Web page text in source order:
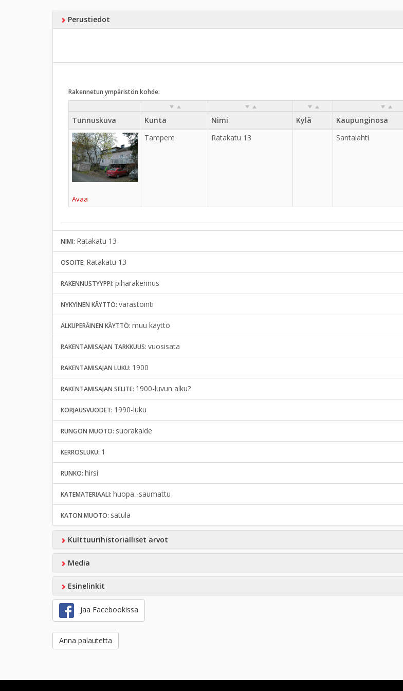
Perustiedot
Rakennetun ympäristön kohde:
Tunnuskuva Kunta Nimi Kylä Kaupunginosa
Avaa
Tampere Ratakatu 13 Santalahti
NIMI: Ratakatu 13
OSOITE: Ratakatu 13
RAKENNUSTYYPPI: piharakennus
NYKYINEN KÄYTTÖ: varastointi
ALKUPERÄINEN KÄYTTÖ: muu käyttö
RAKENTAMISAJAN TARKKUUS: vuosisata
RAKENTAMISAJAN LUKU: 1900
RAKENTAMISAJAN SELITE: 1900-luvun alku?
KORJAUSVUODET: 1990-luku
RUNGON MUOTO: suorakaide
KERROSLUKU: 1
RUNKO: hirsi
KATEMATERIAALI: huopa -saumattu
KATON MUOTO: satula
Kulttuurihistorialliset arvot
Media
Esinelinkit
Jaa Facebookissa
Anna palautetta